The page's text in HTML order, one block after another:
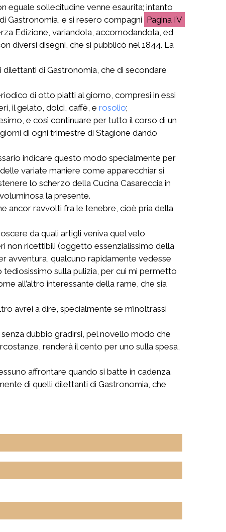
eguale sollecitudine venne esaurita; intanto
Gastronomia, e si resero compagni
IV
Edizione, variandola, accomodandola, ed
diversi disegni, che si pubblicò nel 1844. La
di Gastronomia, che di secondare
di otto piatti al giorno, compresi in essi
il gelato, dolci, caffè, e rosolio;
e così continuare per tutto il corso di un
di ogni trimestre di Stagione dando
indicare questo modo specialmente per
variate maniere come apparecchiar si
lo scherzo della Cucina Casareccia in
la presente.
ancor ravvolti fra le tenebre, cioè pria della
da quali artigli veniva quel velo
non ricettibili (oggetto essenzialissimo della
avventura, qualcuno rapidamente vedesse
sulla pulizia, per cui mi permetto
all’altro interessante della rame, che sia
avrei a dire, specialmente se m’inoltrassi
dubbio gradirsi, pel novello modo che
renderà il cento per uno sulla spesa,
affrontare quando si batte in cadenza.
di quelli dilettanti di Gastronomia, che